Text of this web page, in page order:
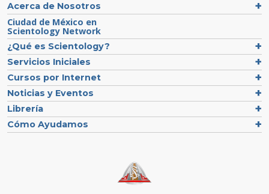
Acerca de Nosotros
Ciudad de México en
Scientology Network
¿Qué es Scientology?
Servicios Iniciales
Cursos por Internet
Noticias y Eventos
Librería
Cómo Ayudamos